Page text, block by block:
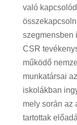
való
szegmensben
CSR
működő
munkatársai
iskolákban
mely során az
tartottak